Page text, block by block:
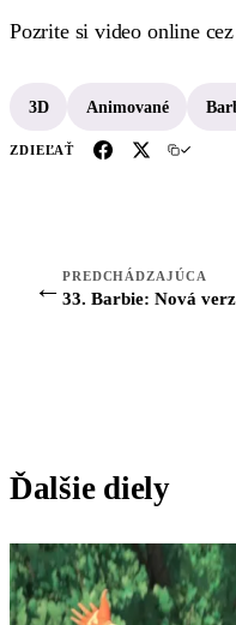
Pozrite si video online
3D Animované
ZDIEĽAŤ
← PREDCHÁDZAJÚCA
33. Barbie: Nová
Ďalšie diely